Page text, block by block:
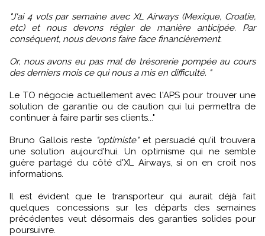
"J'ai 4 vols par semaine avec XL Airways (Mexique, Croatie,
etc) et nous devons régler de manière anticipée. Par
conséquent, nous devons faire face financièrement.
Or, nous avons eu pas mal de trésorerie pompée au cours
des derniers mois ce qui nous a mis en difficulté. "
Le TO négocie actuellement avec l'APS pour trouver une
solution de garantie ou de caution qui lui permettra de
continuer à faire partir ses clients..."
Bruno Gallois reste "optimiste"et persuadé qu'il trouvera
une solution aujourd'hui. Un optimisme qui ne semble
guère partagé du côté d'XL Airways, si on en croit nos
informations.
Il est évident que le transporteur qui aurait déjà fait
quelques concessions sur les départs des semaines
précédentes veut désormais des garanties solides pour
poursuivre.